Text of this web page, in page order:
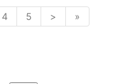
4 5 > »